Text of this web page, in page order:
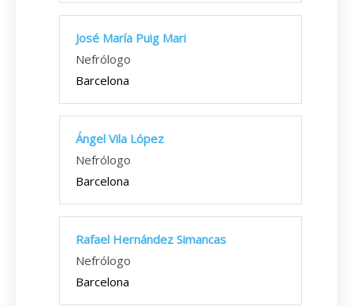
José María Puig Mari
Nefrólogo
Barcelona
Ángel Vila López
Nefrólogo
Barcelona
Rafael Hernández Simancas
Nefrólogo
Barcelona